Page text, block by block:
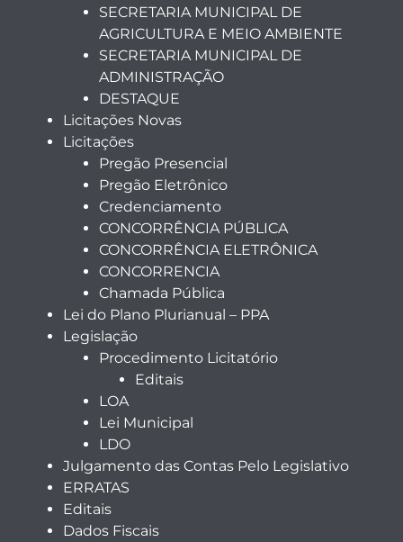
SECRETARIA MUNICIPAL DE
AGRICULTURA E MEIO AMBIENTE
SECRETARIA MUNICIPAL DE
ADMINISTRAÇÃO
DESTAQUE
Licitações Novas
Licitações
Pregão Presencial
Pregão Eletrônico
Credenciamento
CONCORRÊNCIA PÚBLICA
CONCORRÊNCIA ELETRÔNICA
CONCORRENCIA
Chamada Pública
Lei do Plano Plurianual – PPA
Legislação
Procedimento Licitatório
Editais
LOA
Lei Municipal
LDO
Julgamento das Contas Pelo Legislativo
ERRATAS
Editais
Dados Fiscais